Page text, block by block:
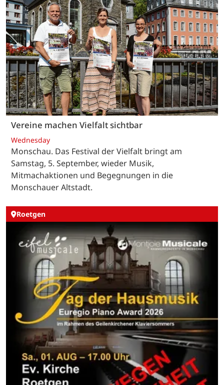
Vereine machen Vielfalt sichtbar
Wednesday
Monschau. Das Festival der Vielfalt bringt am
Samstag, 5. September, wieder Musik,
Mitmachaktionen und Begegnungen in die
Monschauer Altstadt.
Roetgen